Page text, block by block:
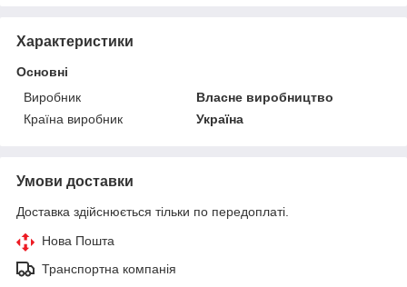
Характеристики
Основні
Виробник
Власне виробництво
Країна виробник
Україна
Умови доставки
Доставка здійснюється тільки по передоплаті.
Нова Пошта
Транспортна компанія